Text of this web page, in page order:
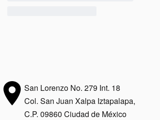
San Lorenzo No. 279 Int. 18
Col. San Juan Xalpa Iztapalapa,
C.P. 09860 Ciudad de México